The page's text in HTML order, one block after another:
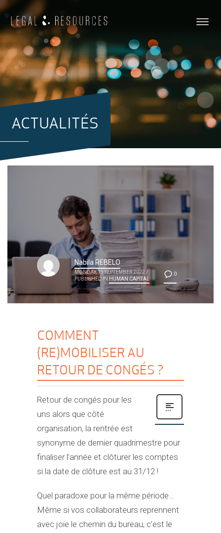
ACTUALITÉS
0
Nabila REBELO
MONDAY, 19 SEPTEMBER 2022 /
PUBLISHED IN HUMAN CAPITAL
COMMENT
(RE)MOBILISER AU
RETOUR DE CONGÉS ?
Retour de congés pour les
uns alors que côté
organisation, la rentrée est
synonyme de dernier quadrimestre pour
finaliser l’année et clôturer les comptes
si la date de clôture est au 31/12 !
Quel paradoxe pour la même période…
Même si vos collaborateurs reprennent
avec joie le chemin du bureau, c’est le